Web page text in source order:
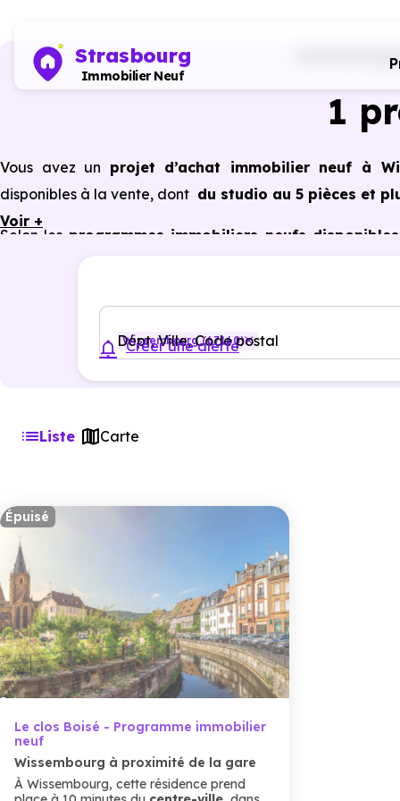
Strasbourg
Immobilier Neuf
1
Vous avez un projet d’achat immobilier neuf à
disponibles à la vente, dont du studio au 5 pièces et
Selon les programmes immobiliers neufs
Voir +
Dépt, Ville, Code postal
Wissembourg (67160)
Créer une alerte
Liste Carte
Épuisé
Le clos Boisé - Programme immobilier
neuf
Wissembourg à proximité de la gare
À Wissembourg, cette résidence prend